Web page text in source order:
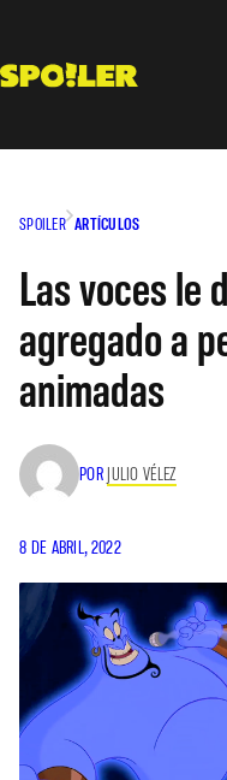
contenido
SPOILER ARTÍCULOS
Las voces le
agregado a
animadas
POR JULIO VÉLEZ
8 DE ABRIL, 2022